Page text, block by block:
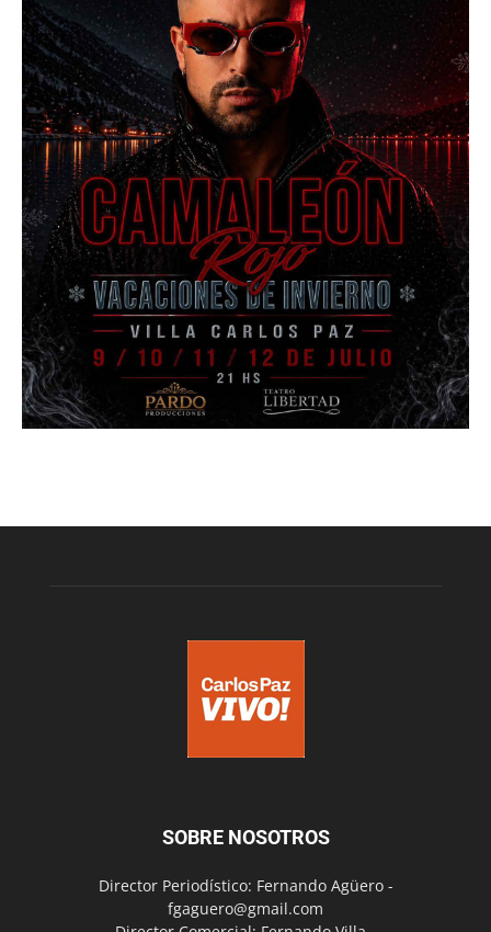
SOBRE NOSOTROS
Director Periodístico: Fernando Agüero -
fgaguero@gmail.com